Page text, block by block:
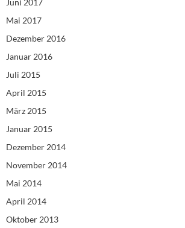
Mai 2017
Dezember 2016
Januar 2016
Juli 2015
April 2015
März 2015
Januar 2015
Dezember 2014
November 2014
Mai 2014
April 2014
Oktober 2013